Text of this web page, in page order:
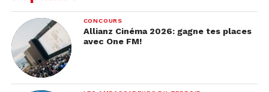
une année sabbatique pour sauver la planète mais
surtout pour sécher l’école ! Mais Latouche ne
compte pas le laisser faire si facilement… Tricheur
et écolo, c’est pas du gâteau ! »
CONCOURS
Allianz Cinéma 2026: gagne tes places
avec One FM!